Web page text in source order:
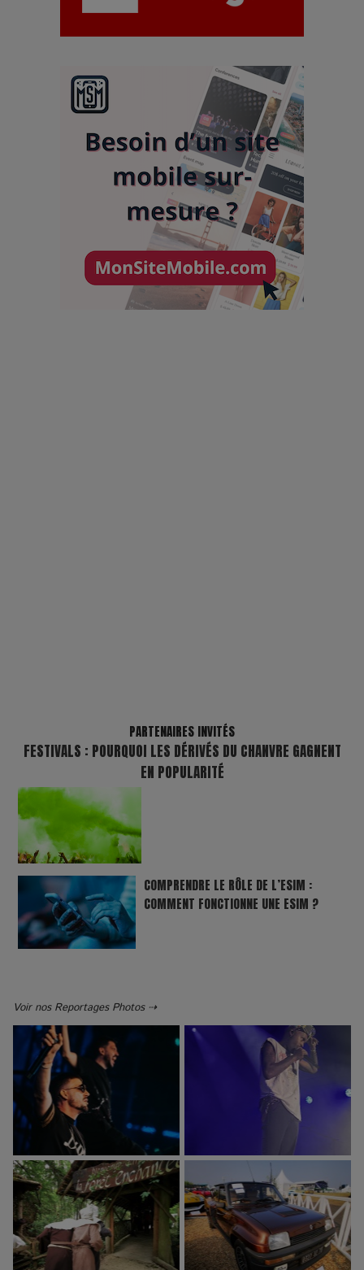
PARTENAIRES INVITÉS
FESTIVALS : POURQUOI LES DÉRIVÉS DU CHANVRE GAGNENT
EN POPULARITÉ
COMPRENDRE LE RÔLE DE L’ESIM :
COMMENT FONCTIONNE UNE ESIM ?
Voir nos Reportages Photos ⇢